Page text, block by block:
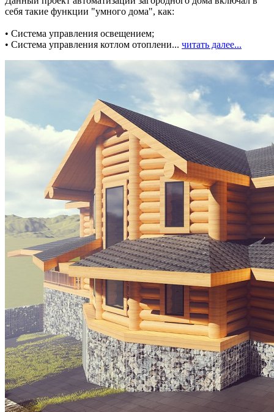
себя такие функции "умного дома", как:
• Система управления освещением;
• Система управления котлом отоплени... читать далее...